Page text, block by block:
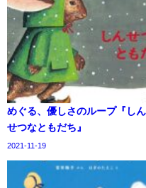
めぐる、優しさのループ『しん
せつなともだち』
2021-11-19